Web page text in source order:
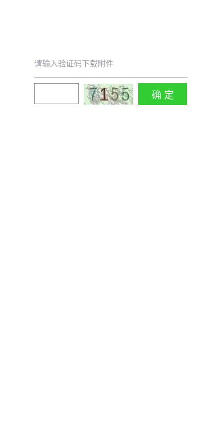
请输入验证码下载附件